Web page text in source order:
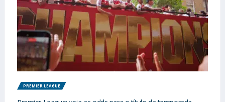
PREMIER LEAGUE